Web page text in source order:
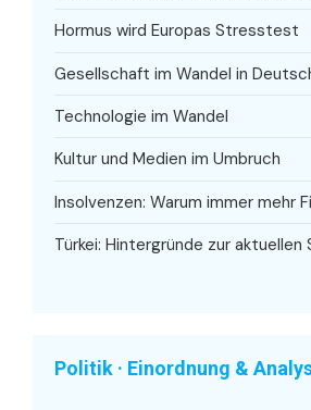
Hormus wird Europas Stresstest
Gesellschaft im Wandel in
Technologie im Wandel
Kultur und Medien im Umbruch
Insolvenzen: Warum immer mehr
Türkei: Hintergründe zur aktuellen
Politik · Einordnung &